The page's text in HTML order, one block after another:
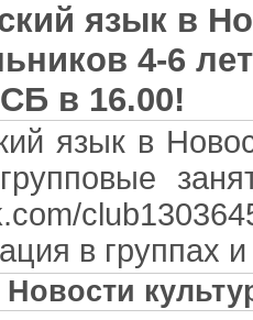
язык в
4-6
в 16.00!
язык в
в группах
Новости